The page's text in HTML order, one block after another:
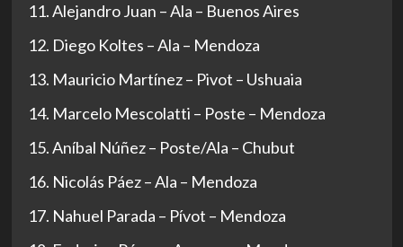
Alejandro Juan – Ala – Buenos Aires
Diego Koltes – Ala – Mendoza
Mauricio Martínez – Pivot – Ushuaia
Marcelo Mescolatti – Poste – Mendoza
Aníbal Núñez – Poste/Ala – Chubut
Nicolás Páez – Ala – Mendoza
Nahuel Parada – Pívot – Mendoza